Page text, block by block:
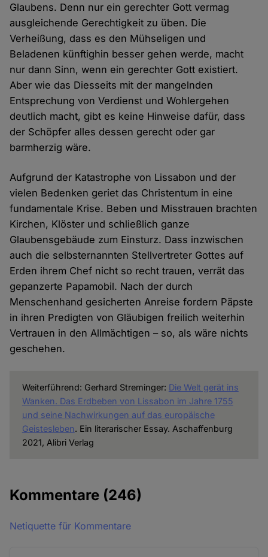
Glaubens. Denn nur ein gerechter Gott vermag
ausgleichende Gerechtigkeit zu üben. Die
Verheißung, dass es den Mühseligen und
Beladenen künftighin besser gehen werde, macht
nur dann Sinn, wenn ein gerechter Gott existiert.
Aber wie das Diesseits mit der mangelnden
Entsprechung von Verdienst und Wohlergehen
deutlich macht, gibt es keine Hinweise dafür, dass
der Schöpfer alles dessen gerecht oder gar
barmherzig wäre.
Aufgrund der Katastrophe von Lissabon und der
vielen Bedenken geriet das Christentum in eine
fundamentale Krise. Beben und Misstrauen brachten
Kirchen, Klöster und schließlich ganze
Glaubensgebäude zum Einsturz. Dass inzwischen
auch die selbsternannten Stellvertreter Gottes auf
Erden ihrem Chef nicht so recht trauen, verrät das
gepanzerte Papamobil. Nach der durch
Menschenhand gesicherten Anreise fordern Päpste
in ihren Predigten von Gläubigen freilich weiterhin
Vertrauen in den Allmächtigen – so, als wäre nichts
geschehen.
Weiterführend: Gerhard Streminger: Die Welt gerät ins
Wanken. Das Erdbeben von Lissabon im Jahre 1755
und seine Nachwirkungen auf das europäische
Geistesleben. Ein literarischer Essay. Aschaffenburg
2021, Alibri Verlag
Kommentare (246)
Netiquette für Kommentare